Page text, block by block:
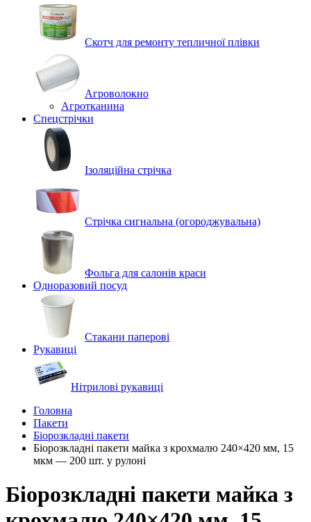
Скотч для ремонту тепличної плівки
Агроволокно
Агротканина
Спецстрічки
Ізоляційна стрічка
Стрічка сигнальна (огороджувальна)
Фольга для салонів краси
Одноразовий посуд
Стакани паперові
Рукавиці
Нітрилові рукавиці
Головна
Пакети
Біорозкладні пакети
Біорозкладні пакети майка з крохмалю 240×420 мм, 15
мкм — 200 шт. у рулоні
Біорозкладні пакети майка з